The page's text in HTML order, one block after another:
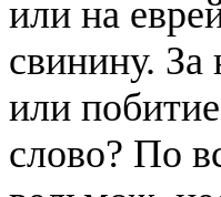
или на
свинину.
или
слово? По